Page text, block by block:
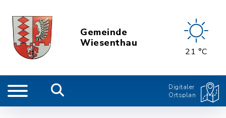
Gemeinde
Wiesenthau
21 °C
Digitaler
Ortsplan